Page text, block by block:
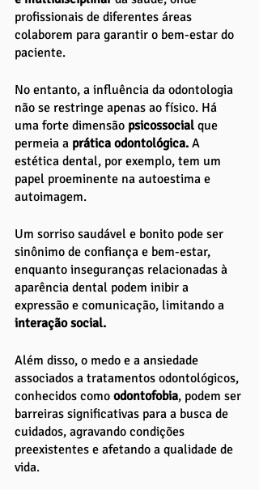
profissionais de diferentes áreas
colaborem para garantir o bem-estar do
paciente.
No entanto, a influência da odontologia
não se restringe apenas ao físico. Há
uma forte dimensão psicossocial que
permeia a prática odontológica. A
estética dental, por exemplo, tem um
papel proeminente na autoestima e
autoimagem.
Um sorriso saudável e bonito pode ser
sinônimo de confiança e bem-estar,
enquanto inseguranças relacionadas à
aparência dental podem inibir a
expressão e comunicação, limitando a
interação social.
Além disso, o medo e a ansiedade
associados a tratamentos odontológicos,
conhecidos como odontofobia, podem ser
barreiras significativas para a busca de
cuidados, agravando condições
preexistentes e afetando a qualidade de
vida.